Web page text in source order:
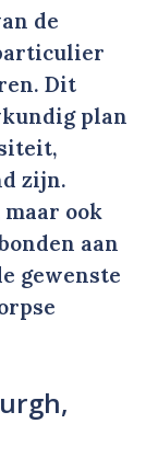
de
Dit
plan
zijn.
ook
aan
gewenste